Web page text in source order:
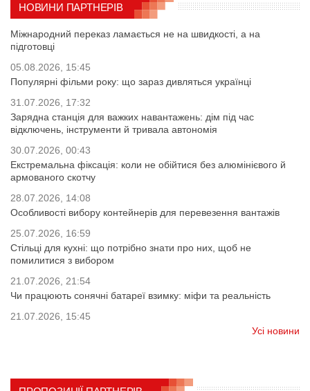
НОВИНИ ПАРТНЕРІВ
Міжнародний переказ ламається не на швидкості, а на
підготовці
05.08.2026, 15:45
Популярні фільми року: що зараз дивляться українці
31.07.2026, 17:32
Зарядна станція для важких навантажень: дім під час
відключень, інструменти й тривала автономія
30.07.2026, 00:43
Екстремальна фіксація: коли не обійтися без алюмінієвого й
армованого скотчу
28.07.2026, 14:08
Особливості вибору контейнерів для перевезення вантажів
25.07.2026, 16:59
Стільці для кухні: що потрібно знати про них, щоб не
помилитися з вибором
21.07.2026, 21:54
Чи працюють сонячні батареї взимку: міфи та реальність
21.07.2026, 15:45
Усі новини